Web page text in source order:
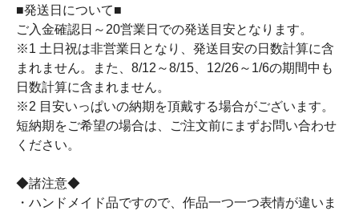
■発送日について■
ご入金確認日～20営業日での発送目安となります。
※1 土日祝は非営業日となり、発送目安の日数計算に含
まれません。また、8/12～8/15、12/26～1/6の期間中も
日数計算に含まれません。
※2 目安いっぱいの納期を頂戴する場合がございます。
短納期をご希望の場合は、ご注文前にまずお問い合わせ
ください。
◆諸注意◆
・ハンドメイド品ですので、作品一つ一つ表情が違いま